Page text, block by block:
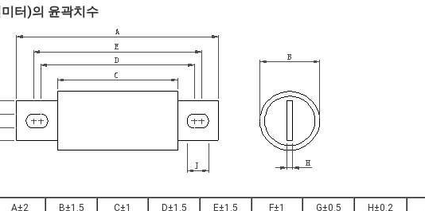
터)의 윤곽치수
A±2 B±1.5 C±1 D±1.5 E±1.5 F±1 G±0.5 H±0.2